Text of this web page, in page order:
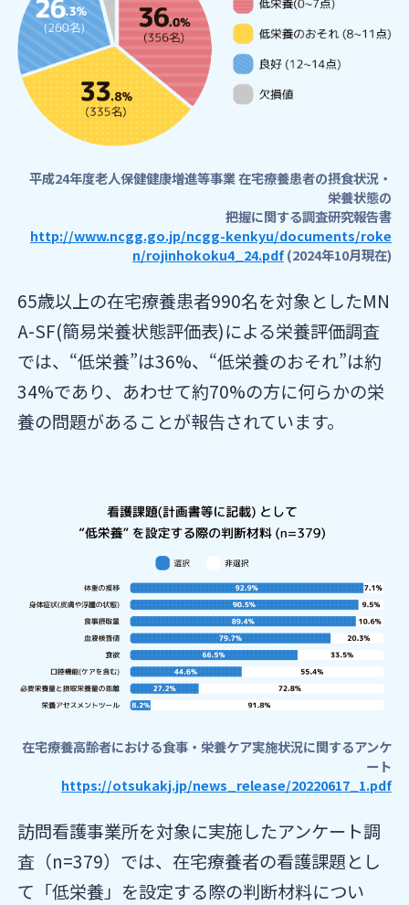
平成24年度老人保健健康増進等事業 在宅療養患者の摂食状況・
栄養状態の
把握に関する調査研究報告書
http://www.ncgg.go.jp/ncgg-kenkyu/documents/roke
n/rojinhokoku4_24.pdf(2024年10月現在)
65歳以上の在宅療養患者990名を対象としたMN
A-SF(簡易栄養状態評価表)による栄養評価調査
では、“低栄養”は36%、“低栄養のおそれ”は約
34%であり、あわせて約70%の方に何らかの栄
養の問題があることが報告されています。
在宅療養高齢者における食事・栄養ケア実施状況に関するアンケ
ート
https://otsukakj.jp/news_release/20220617_1.pdf
訪問看護事業所を対象に実施したアンケート調
査（n=379）では、在宅療養者の看護課題とし
て「低栄養」を設定する際の判断材料につい